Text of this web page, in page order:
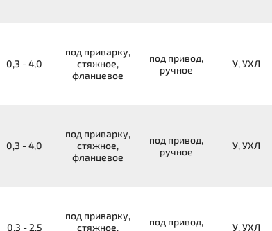
0,3 - 4,0
под приварку,
стяжное,
фланцевое
под привод,
ручное
У, УХЛ
0,3 - 4,0
под приварку,
стяжное,
фланцевое
под привод,
ручное
У, УХЛ
0,3 - 2,5
под приварку,
стяжное,
под привод,
У, УХЛ